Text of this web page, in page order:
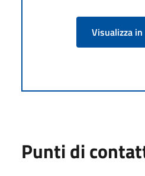
Visualizza
Punti di